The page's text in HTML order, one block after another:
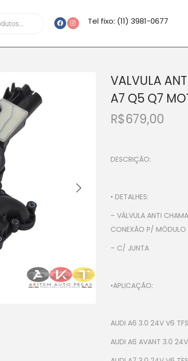
Tel fixo: (11) 3981-0677
VALVULA
A7 Q5 Q7
R$679,00
DESCRIÇÃO:
• DETALHES:
– VÁLVULA ANTI
CONEXÃO P/ MÓDULO
– C/ JUNTA
•APLICAÇÃO:
AUDI A6 3.0 24V V6
AUDI A6 AVANT 3.0